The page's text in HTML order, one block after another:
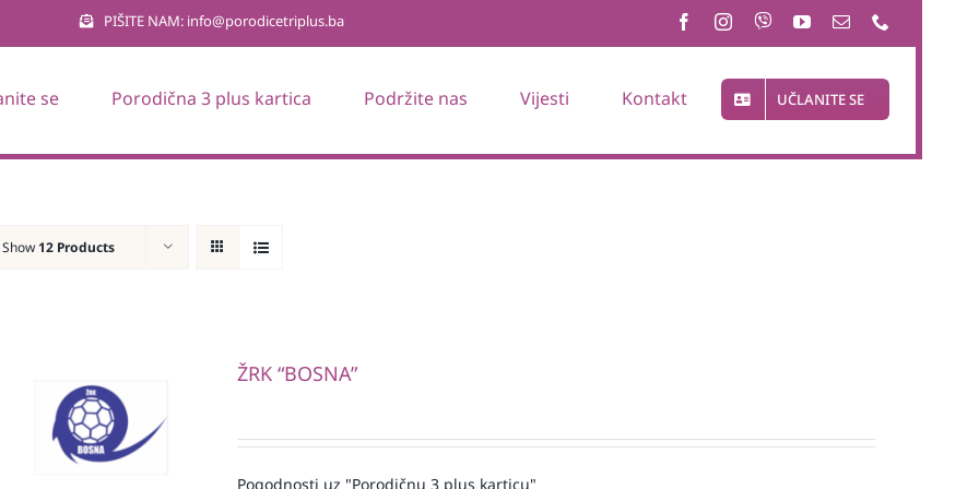
PIŠITE NAM: info@porodicetriplus.ba
se Porodična 3 plus kartica Podržite nas Vijesti Kontakt UČLANITE SE
Show 12 Products
ŽRK “BOSNA”
Pogodnosti uz "Porodičnu 3 plus karticu"